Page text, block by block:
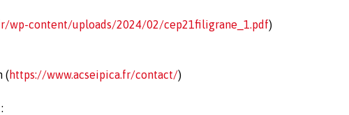
wp-content/uploads/2024/02/cep21filigrane_1.pdf)
(https://www.acseipica.fr/contact/)